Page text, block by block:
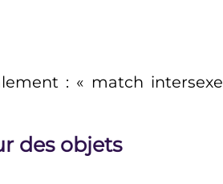
: « match intersexe
des objets